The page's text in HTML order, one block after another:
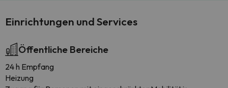
Einrichtungen und Services
Öffentliche Bereiche
24 h Empfang
Heizung